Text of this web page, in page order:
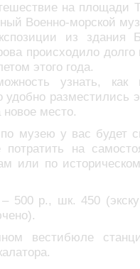
на площади
Военно-морской
из здания
происходило долго
этого года.
узнать, как
разместились
место.
музею у вас будет
на
или по
500 р., шк. 450
вестибюле